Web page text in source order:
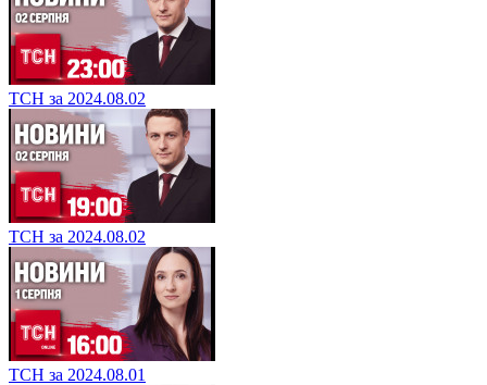
ТСН за 2024.08.02
ТСН за 2024.08.02
ТСН за 2024.08.01